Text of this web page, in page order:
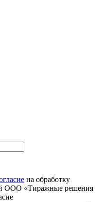
на обработку
ООО «Тиражные решения